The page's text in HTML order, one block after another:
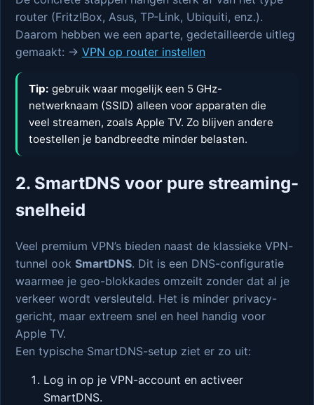
router (Fritz!Box, Asus, TP-Link, Ubiquiti, enz.).
Daarom hebben we een aparte, gedetailleerde uitleg
gemaakt: → VPN op router instellen
Tip: gebruik waar mogelijk een 5 GHz-
netwerknaam (SSID) alleen voor apparaten die
veel streamen, zoals Apple TV. Zo blijven andere
toestellen je bandbreedte minder belasten.
2. SmartDNS voor pure streaming-
snelheid
Veel premium VPN’s bieden naast de klassieke VPN-
tunnel ook SmartDNS. Dit is een DNS-configuratie
waarmee je geo-blokkades omzeilt zonder dat al je
verkeer wordt versleuteld. Het is minder privacy-
gericht, maar extreem snel en heel handig voor
Apple TV.
Een typische SmartDNS-setup ziet er zo uit:
Log in op je VPN-account en activeer
SmartDNS.